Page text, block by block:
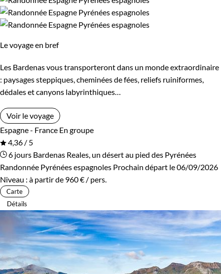
Supérieur
Itinérance
Itinérant
En étoile
Environnement
Bord de mer et îles Forêts, collines, rivières et lacs
Montagne Patrimoine et Nature
Le voyage en bref
Les Bardenas vous transporteront dans un monde extraordinaire
: paysages steppiques, cheminées de fées, reliefs ruiniformes,
dédales et canyons labyrinthiques…
Voir le voyage
Espagne - France En groupe
4,36 / 5
6 jours Bardenas Reales, un désert au pied des Pyrénées
Randonnée Pyrénées espagnoles Prochain départ le 06/09/2026
Niveau : à partir de 960 € / pers.
Carte
Détails